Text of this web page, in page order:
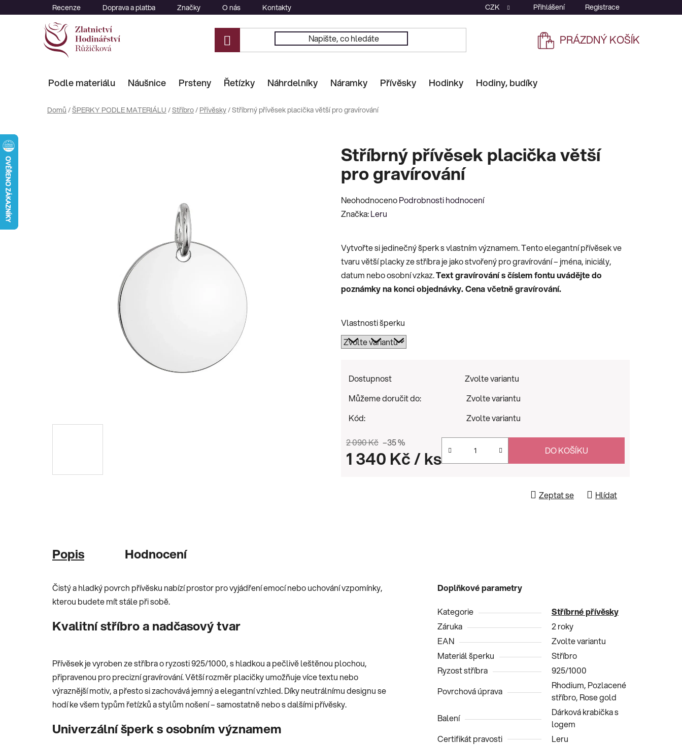
na
Recenze Doprava a platba Značky O nás Kontakty CZK Přihlášení Registrace
NÁKUPNÍ
PRÁZDNÝ KOŠÍK
Podle materiálu Náušnice Prsteny Řetízky Náhrdelníky Náramky Přívěsky Hodinky Hodiny, budíky
Domů /ŠPERKY PODLE MATERIÁLU /Stříbro/ Přívěsky/Stříbrný přívěsek placička větší pro gravírování
Stříbrný přívěsek placička větší
pro gravírování
Průměrné
hodnocení
0,0
z
5
hvězdiček.
NeohodnocenoPodrobnosti hodnocení
Značka:Leru
Vytvořte si jedinečný šperk s vlastním významem. Tento elegantní přívěsek ve
tvaru větší placky ze stříbra je jako stvořený pro gravírování – jména, iniciály,
datum nebo osobní vzkaz.Text gravírování s číslem fontu uvádějte do
poznámky na konci objednávky. Cena včetně gravírování.
Vlastnosti šperku
Dostupnost
Zvolte variantu
Můžeme doručit do:
Zvolte variantu
Kód:
Zvolte variantu
2 090 Kč –35 %
1 340 Kč/ ks DO KOŠÍKU
Zeptat se Hlídat
Popis Hodnocení
Čistý a hladký povrch přívěsku nabízí prostor pro vyjádření emocí nebo uchování vzpomínky,
kterou budete mít stále při sobě.
Kvalitní stříbro a nadčasový tvar
Přívěsek je vyroben ze stříbra o ryzosti 925/1000, s hladkou a pečlivě leštěnou plochou,
připravenou pro precizní gravírování. Větší rozměr placičky umožňuje více textu nebo
výraznější motiv, a přesto si zachovává jemný a elegantní vzhled. Díky neutrálnímu designu se
hodí ke všem typům řetízků a stylům nošení – samostatně nebo s dalšími přívěsky.
Univerzální šperk s osobním významem
Doplňkové parametry
Kategorie
Stříbrné přívěsky
Záruka
2 roky
EAN
Zvolte variantu
Materiál šperku
Stříbro
Ryzost stříbra
925/1000
Povrchová úprava
Rhodium, Pozlacené
stříbro, Rose gold
Balení
Dárková krabička s
logem
Certifikát pravosti
Leru